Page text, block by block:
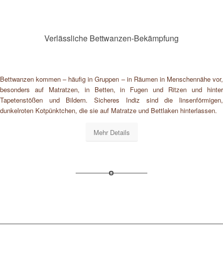
Verlässliche Bettwanzen-Bekämpfung
Bettwanzen kommen – häufig in Gruppen – in Räumen in Menschennähe vor,
besonders auf Matratzen, in Betten, in Fugen und Ritzen und hinter
Tapetenstößen und Bildern. Sicheres Indiz sind die linsenförmigen,
dunkelroten Kotpünktchen, die sie auf Matratze und Bettlaken hinterlassen.
Mehr Details